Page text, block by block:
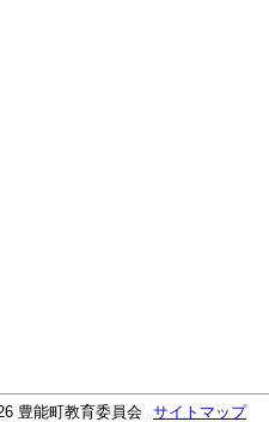
豊能町教育委員会 サイトマップ